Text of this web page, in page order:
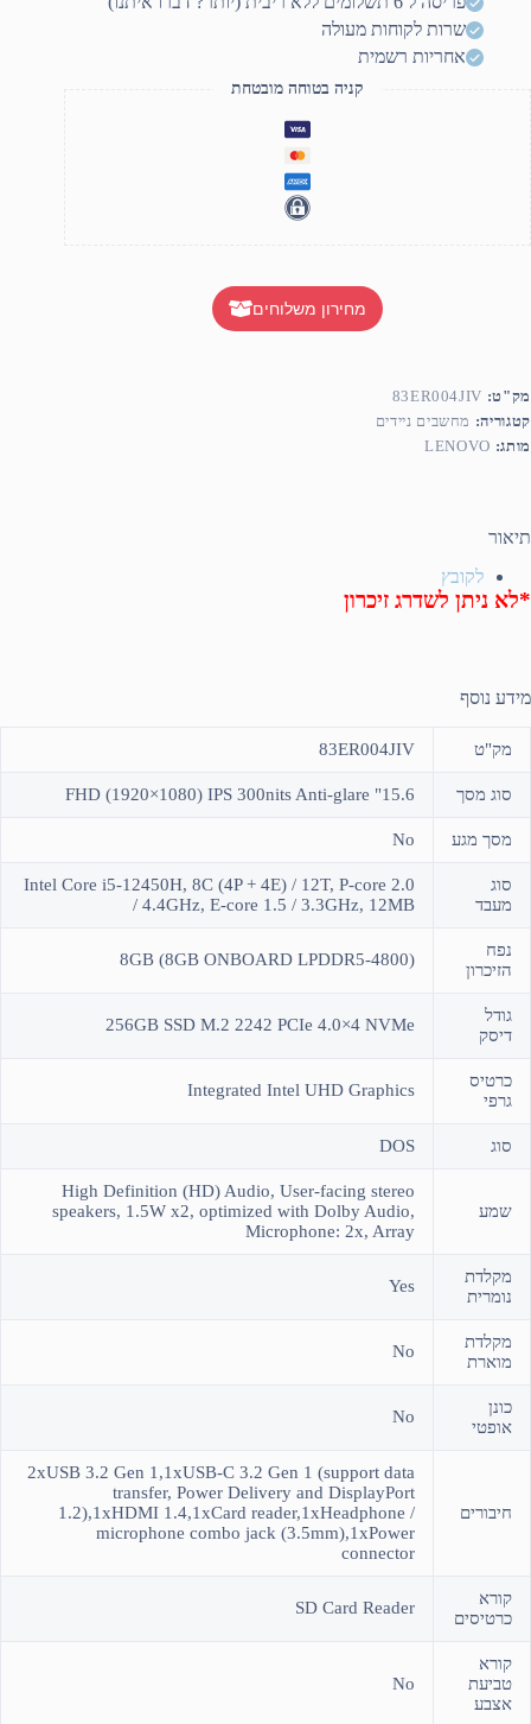
שרות לקוחות מעולה
אחריות רשמית
קניה בטוחה מובטחת
מחירון משלוחים
מק"ט: 83ER004JIV
קטגוריה: מחשבים ניידים
מותג: LENOVO
תיאור
לקובץ
*לא ניתן לשדרג זיכרון
מידע נוסף
מק"ט 83ER004JIV
סוג מסך 15.6" FHD (1920×1080) IPS 300nits Anti-glare
מסך מגע No
סוג
מעבד
Intel Core i5-12450H, 8C (4P + 4E) / 12T, P-core 2.0
/ 4.4GHz, E-core 1.5 / 3.3GHz, 12MB
נפח
הזיכרון
(8GB (8GB ONBOARD LPDDR5-4800
גודל
דיסק
256GB SSD M.2 2242 PCIe 4.0×4 NVMe
כרטיס
גרפי
Integrated Intel UHD Graphics
סוג DOS
שמע
High Definition (HD) Audio, User-facing stereo
speakers, 1.5W x2, optimized with Dolby Audio,
Microphone: 2x, Array
מקלדת
נומרית
Yes
מקלדת
מוארת
No
כונן
אופטי
No
חיבורים
2xUSB 3.2 Gen 1,1xUSB-C 3.2 Gen 1 (support data
transfer, Power Delivery and DisplayPort
1.2),1xHDMI 1.4,1xCard reader,1xHeadphone /
microphone combo jack (3.5mm),1xPower
connector
קורא
כרטיסים
SD Card Reader
קורא
טביעת
אצבע
No